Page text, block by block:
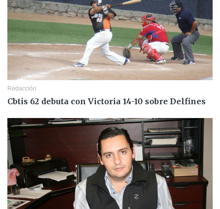
Redacción
Cbtis 62 debuta con Victoria 14-10 sobre Delfines